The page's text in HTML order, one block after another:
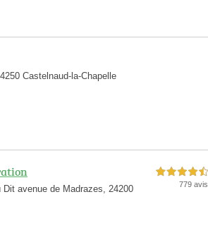
Castelnaud-la-Chapelle
avenue de Madrazes, 24200
4,5 étoiles sur 5
779 avis